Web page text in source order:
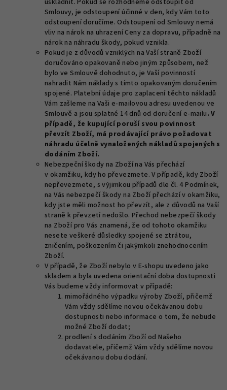
uskladnit. Pokud se rozhodneme odstoupit od
Smlouvy, je odstoupení účinné v den, kdy Vám toto
odstoupení doručíme. Odstoupení od Smlouvy nemá
vliv na nárok na uhrazení Ceny za dopravu, případně na
nárok na náhradu škody, pokud vznikla.
Pokud je z důvodů vzniklých na Vaší straně Zboží
doručováno opakovaně nebo jiným způsobem, než
bylo ve Smlouvě dohodnuto, je Vaší povinností
nahradit Nám náklady s tímto opakovaným doručením
spojené. Platební údaje pro zaplacení těchto nákladů
Vám zašleme na Vaši e-mailovou adresu uvedenou ve
Smlouvě a jsou splatné 14 dnů od doručení e-mailu. V
případě, že kupující poruší svou povinnost
převzít Zboží, má prodávající právo požadovat
náhradu účelně vynaložených nákladů spojených s
dodáním Zboží.
Nebezpeční škody na Zboží na Vás přechází
v okamžiku, kdy ho převezmete. V případě, kdy Zboží
nepřevezmete, s výjimkou případů dle čl. 4 Podmínek,
na Vás nebezpečí škody na Zboží přechází v okamžiku,
kdy jste měli možnost ho převzít, ale z důvodů na Vaší
straně k převzetí nedošlo. Přechod nebezpečí škody
na Zboží pro Vás znamená, že od tohoto okamžiku
nesete veškeré důsledky spojené se ztrátou,
zničením, poškozením či jakýmkoli znehodnocením
Zboží.
V případě, že Zboží nebylo v E-shopu uvedeno jako
skladem a byla uvedena orientační doba dostupnosti
Vás budeme vždy informovat v případě:
mimořádného výpadku výroby Zboží, přičemž
Vám vždy sdělíme novou očekávanou dobu
dostupnosti nebo informace o tom, že nebude
možné Zboží dodat;
prodlení s dodáním Zboží od Našeho
dodavatele, přičemž Vám vždy sdělíme novou
očekávanou dobu dodání.